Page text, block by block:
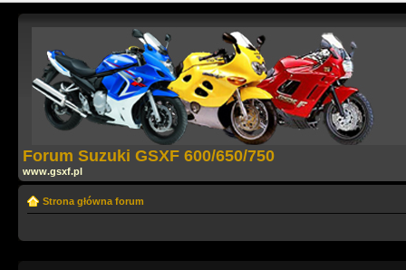
Forum Suzuki GSXF 600/650/750
www.gsxf.pl
Strona główna forum